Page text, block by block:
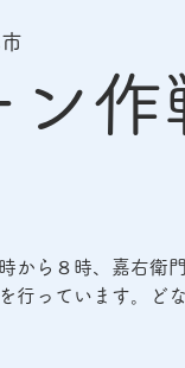
ン作
から８時、嘉右衛
行っています。ど